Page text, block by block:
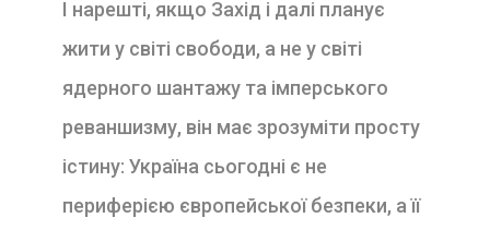
І нарешті, якщо Захід і далі планує
жити у світі свободи, а не у світі
ядерного шантажу та імперського
реваншизму, він має зрозуміти просту
істину: Україна сьогодні є не
периферією європейської безпеки, а її